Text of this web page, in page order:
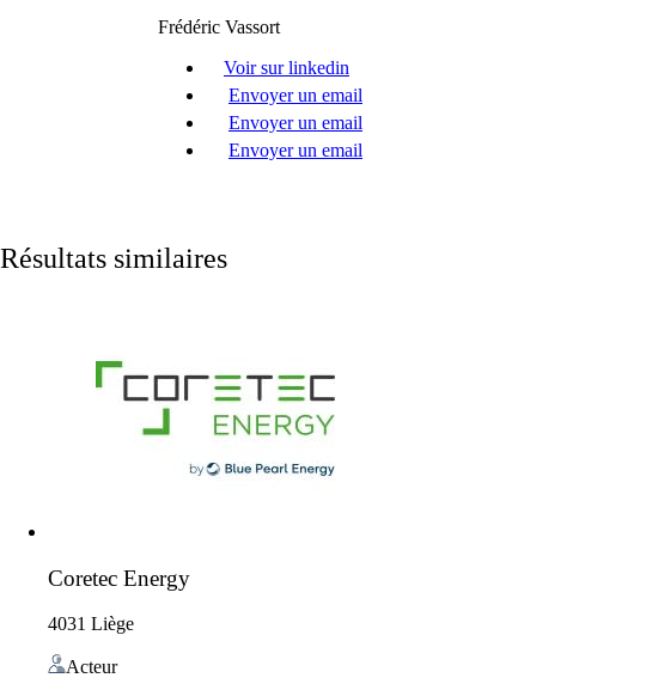
Frédéric Vassort
Voir sur linkedin
Envoyer un email
Envoyer un email
Envoyer un email
Résultats similaires
Coretec Energy
4031 Liège
Acteur